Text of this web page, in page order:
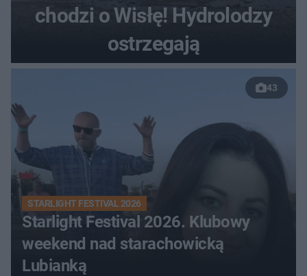
chodzi o Wisłę! Hydrolodzy
ostrzegają
43
STARLIGHT FESTIVAL 2026
Starlight Festival 2026. Klubowy
weekend nad starachowicką
Lubianką